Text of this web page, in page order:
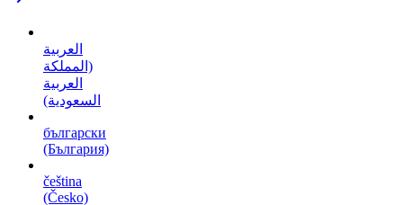
العربية
(المملكة
العربية
السعودية)
български
(България)
čeština
(Česko)